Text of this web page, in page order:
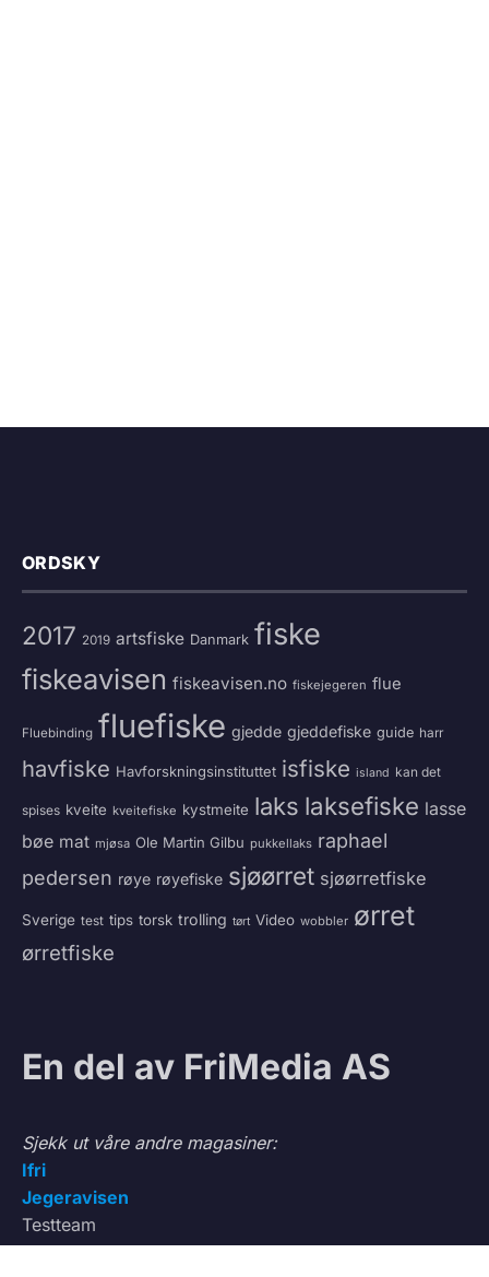
ORDSKY
2017 2019 artsfiske Danmark fiske
fiskeavisen fiskeavisen.no fiskejegeren flue
Fluebinding fluefiske gjedde gjeddefiske guide harr
havfiske Havforskningsinstituttet isfiske island kan det
spises kveite kveitefiske kystmeite laks laksefiske lasse
bøe mat mjøsa Ole Martin Gilbu pukkellaks raphael
pedersen røye røyefiske sjøørret sjøørretfiske
Sverige test tips torsk trolling tørt Video wobbler ørret
ørretfiske
En del av FriMedia AS
Sjekk ut våre andre magasiner:
Ifri
Jegeravisen
Testteam